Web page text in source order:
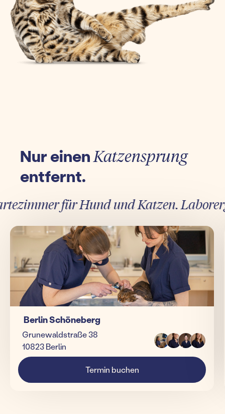
Nur einenKatzensprung
entfernt.
für Hund und Katzen.
Berlin Schöneberg
Grunewaldstraße 38
10823 Berlin
Termin buchen